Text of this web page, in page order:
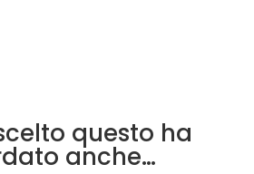
questo ha
anche…